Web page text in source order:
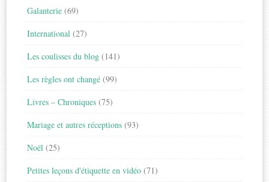
Galanterie (69)
International (27)
Les coulisses du blog (141)
Les règles ont changé (99)
Livres – Chroniques (75)
Mariage et autres réceptions (93)
Noël (25)
Petites leçons d'étiquette en vidéo (71)